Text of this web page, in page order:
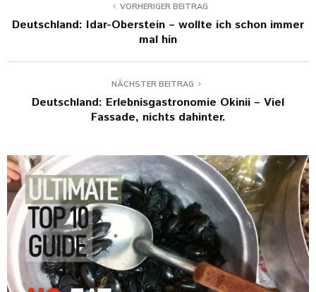
VORHERIGER BEITRAG
Deutschland: Idar-Oberstein – wollte ich schon immer
mal hin
NÄCHSTER BEITRAG
Deutschland: Erlebnisgastronomie Okinii – Viel
Fassade, nichts dahinter.